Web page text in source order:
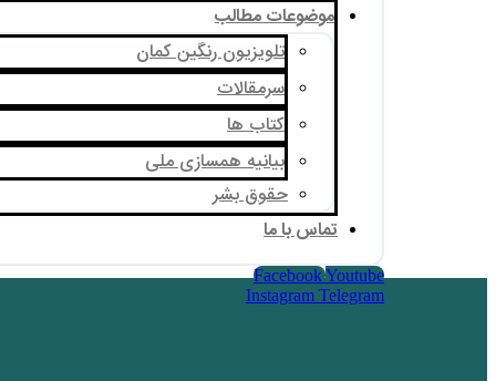
موضوعات مطالب
تلویزیون رنگین کمان
سرمقالات
کتاب ها
بیانیه همسازی ملی
حقوق بشر
تماس با ما
FacebookYoutube
Instagram Telegram